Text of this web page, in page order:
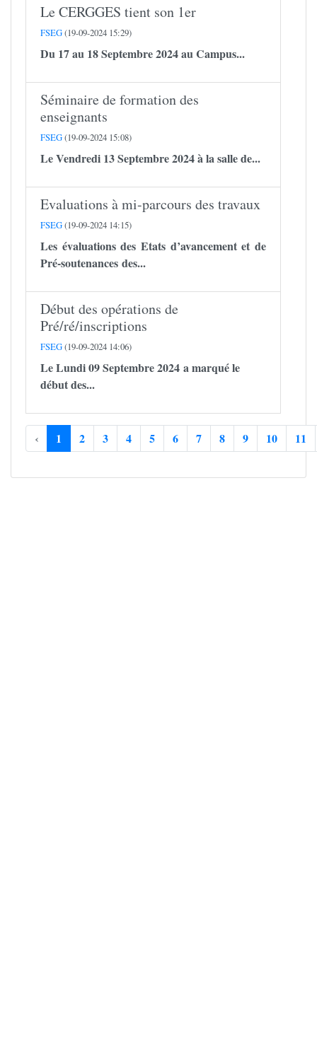
Le CERGGES tient son 1er
FSEG(19-09-2024 15:29)
Du 17 au 18 Septembre 2024 au Campus...
Séminaire de formation des
enseignants
FSEG(19-09-2024 15:08)
Le Vendredi 13 Septembre 2024 à la salle de...
Evaluations à mi-parcours des travaux
FSEG(19-09-2024 14:15)
Les évaluations des Etats d’avancement et de
Pré-soutenances des...
Début des opérations de
Pré/ré/inscriptions
FSEG(19-09-2024 14:06)
Le Lundi 09 Septembre 2024 a marqué le
début des...
‹ 1 2 3 4 5 6 7 8 9 10 11